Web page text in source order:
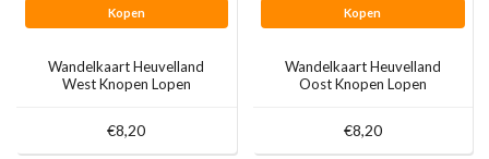
Kopen
Wandelkaart Heuvelland
West Knopen Lopen
€8,20
Kopen
Wandelkaart Heuvelland
Oost Knopen Lopen
€8,20